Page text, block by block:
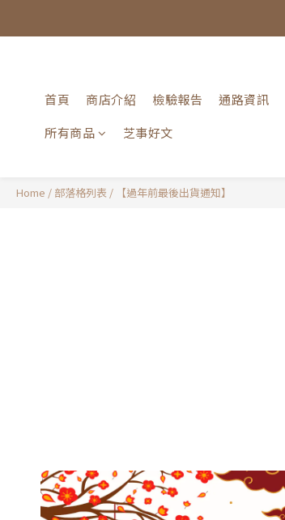
首頁 商店介紹 檢驗報告 通路資訊
所有商品
芝事好文
Home / 部落格列表 / 【過年前最後出貨通知】